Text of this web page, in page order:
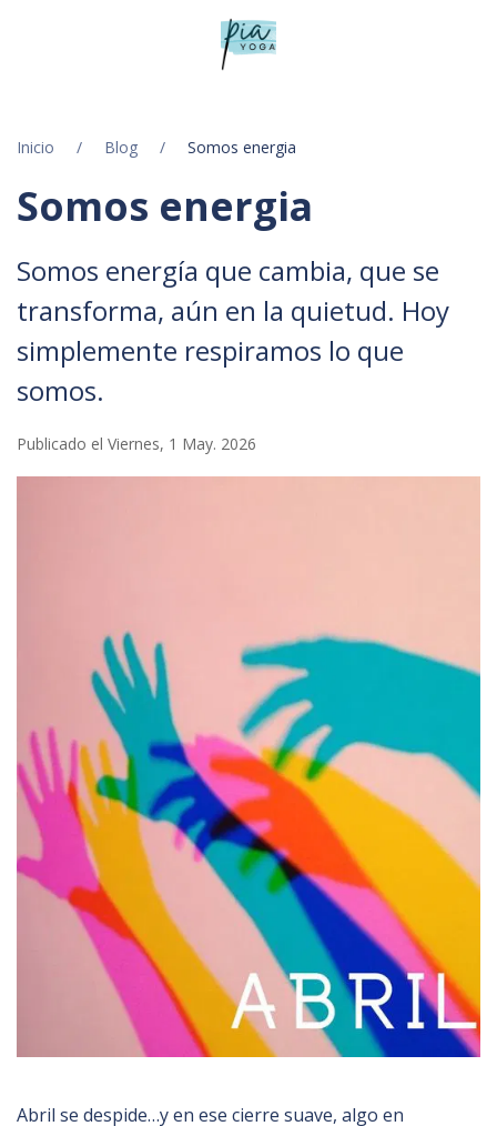
Inicio Blog Somos energia
Somos energia
Somos energía que cambia, que se
transforma, aún en la quietud. Hoy
simplemente respiramos lo que
somos.
Publicado el Viernes, 1 May. 2026
Abril se despide…y en ese cierre suave, algo en